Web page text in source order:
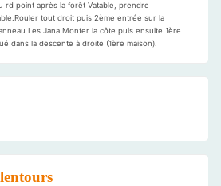
rd point après la forêt Vatable, prendre
tout droit puis 2ème entrée sur la
Les Jana.Monter la côte puis ensuite 1ère
dans la descente à droite (1ère maison).